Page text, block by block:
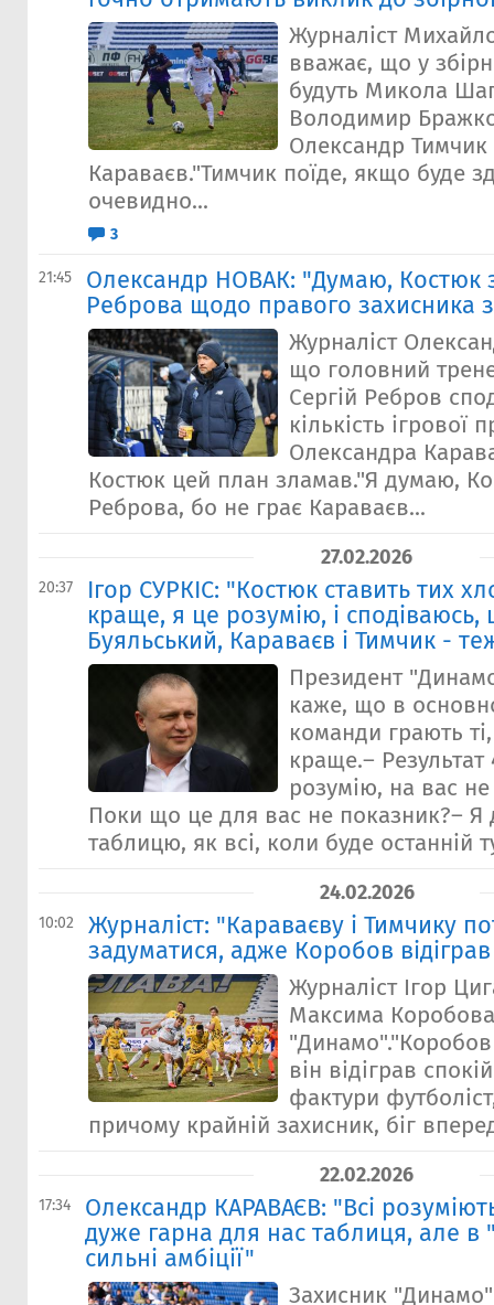
Журналіст
вважає, що у
будуть Микола
Володимир
Олександр
Караваєв."Тимчик поїде, якщо буде
очевидно...
3
21:45
Олександр НОВАК: "Думаю, Костюк
Реброва щодо правого захисника
Журналіст
що головний
Сергій Ребров
кількість ігрової
Олександра
Костюк цей план зламав."Я думаю,
Реброва, бо не грає Караваєв...
27.02.2026
20:37
Ігор СУРКІС: "Костюк ставить тих
краще, я це розумію, і
Буяльський, Караваєв і Тимчик -
Президент
каже, що в
команди грають
краще.–
розумію, на вас
Поки що це для вас не показник?– Я
таблицю, як всі, коли буде останній
24.02.2026
10:02
Журналіст: "Караваєву і Тимчику
задуматися, адже Коробов
Журналіст Ігор
Максима
"Динамо"."Коробов
він відіграв
фактури
причому крайній захисник, біг
22.02.2026
17:34
Олександр КАРАВАЄВ: "Всі
дуже гарна для нас таблиця, але
сильні амбіції"
Захисник